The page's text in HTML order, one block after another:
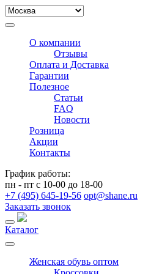
О компании
Отзывы
Оплата и Доставка
Гарантии
Полезное
Статьи
FAQ
Новости
Розница
Акции
Контакты
График работы:
пн - пт с 10-00 до 18-00
+7 (495) 645-19-56 opt@shane.ru
Заказать звонок
Каталог
Женская обувь оптом